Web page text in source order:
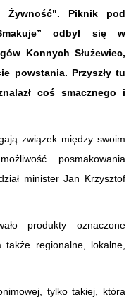
Żywność". Piknik pod
odbył się w
Konnych Służewiec,
powstania. Przyszły tu
coś smacznego i
związek między swoim
posmakowania
minister Jan Krzysztof
produkty oznaczone
także regionalne, lokalne,
tylko takiej, która